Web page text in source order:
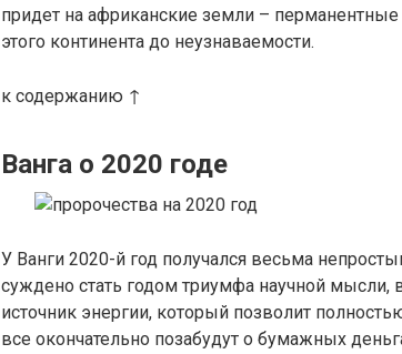
придет на африканские земли –
этого континента до неузнаваемости.
к содержанию ↑
Ванга о 2020 годе
У Ванги 2020-й год получался весьма
суждено стать годом триумфа научной
источник энергии, который позволит
все окончательно позабудут о бумажных